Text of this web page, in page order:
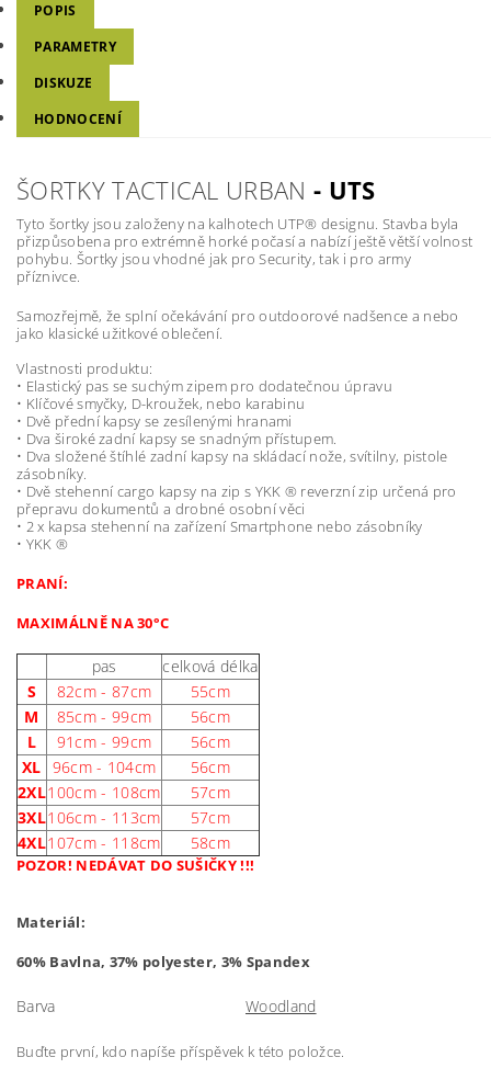
POPIS
PARAMETRY
DISKUZE
HODNOCENÍ
ŠORTKY TACTICAL URBAN - UTS
Tyto šortky jsou založeny na kalhotech UTP® designu. Stavba byla
přizpůsobena pro extrémně horké počasí a nabízí ještě větší volnost
pohybu. Šortky jsou vhodné jak pro Security, tak i pro army
příznivce.
Samozřejmě, že splní očekávání pro outdoorové nadšence a nebo
jako klasické užitkové oblečení.
Vlastnosti produktu:
• Elastický pas se suchým zipem pro dodatečnou úpravu
• Klíčové smyčky, D-kroužek, nebo karabinu
• Dvě přední kapsy se zesílenými hranami
• Dva široké zadní kapsy se snadným přístupem.
• Dva složené štíhlé zadní kapsy na skládací nože, svítilny, pistole
zásobníky.
• Dvě stehenní cargo kapsy na zip s YKK ® reverzní zip určená pro
přepravu dokumentů a drobné osobní věci
• 2 x kapsa stehenní na zařízení Smartphone nebo zásobníky
• YKK ®
PRANÍ:
MAXIMÁLNĚ NA 30°C
pas
celková délka
S
82cm - 87cm
55cm
M
85cm - 99cm
56cm
L
91cm - 99cm
56cm
XL 96cm - 104cm
56cm
2XL100cm - 108cm
57cm
3XL106cm - 113cm
57cm
4XL107cm - 118cm 58cm
POZOR! NEDÁVAT DO SUŠIČKY !!!
Materiál:
60% Bavlna, 37% polyester, 3% Spandex
Barva Woodland
Buďte první, kdo napíše příspěvek k této položce.